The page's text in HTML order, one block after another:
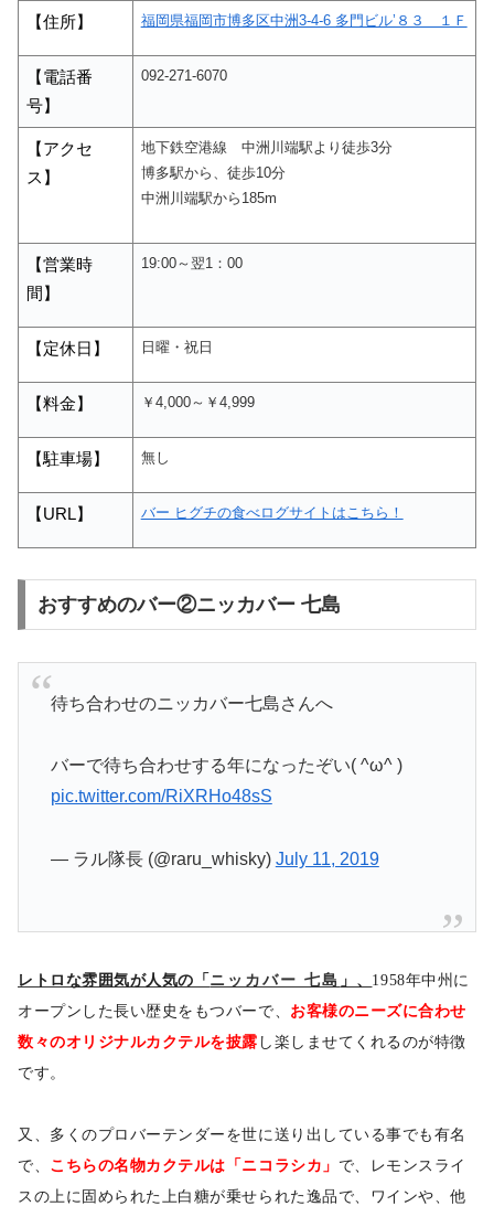
【住所】 福岡県福岡市博多区中洲3-4-6 多門ビル’８３ １Ｆ
【電話番
号】
092-271-6070
【アクセ
ス】
地下鉄空港線 中洲川端駅より徒歩3分
博多駅から、徒歩10分
中洲川端駅から185m
【営業時
間】
19:00～翌1：00
【定休日】 日曜・祝日
【料金】 ￥4,000～￥4,999
【駐車場】 無し
【URL】 バー ヒグチの食べログサイトはこちら！
おすすめのバー②ニッカバー 七島
待ち合わせのニッカバー七島さんへ
バーで待ち合わせする年になったぞい( ^ω^ )
pic.twitter.com/RiXRHo48sS
— ラル隊長 (@raru_whisky) July 11, 2019
レトロな雰囲気が人気の「 ニッカバー 七島 」、 1958年中州に
オープンした長い歴史をもつバーで、 お客様のニーズに合わせ
数々のオリジナルカクテルを披露 し楽しませてくれるのが特徴
です。
又、多くのプロバーテンダーを世に送り出している事でも有名
で、 こちらの名物カクテルは「ニコラシカ」 で、レモンスライ
スの上に固められた上白糖が乗せられた逸品で、ワインや、他